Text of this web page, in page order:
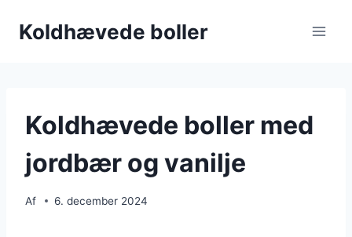
Koldhævede boller
Koldhævede boller med
jordbær og vanilje
Af 6. december 2024